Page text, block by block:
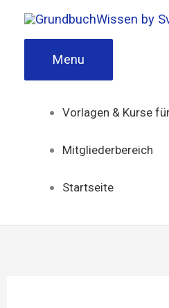
Zum
Inhalt
Menu
Vorlagen & Kurse
Mitgliederbereich
Startseite